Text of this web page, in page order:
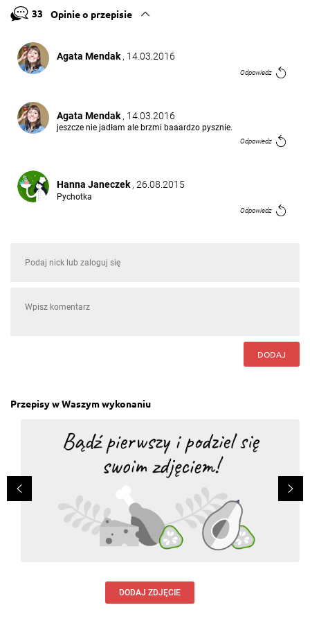
33 Opinie o przepisie
Agata Mendak, 14.03.2016
Odpowiedz
Agata Mendak , 14.03.2016
jeszcze nie jadłam ale brzmi baaardzo pysznie.
Odpowiedz
Hanna Janeczek, 26.08.2015
Pychotka
Odpowiedz
Tak zaczynamy jedzenie patrząc na potrawę
Odpowiedz
Lilianna Ewa Turajska
Odpowiedz
, 26.08.2015
Odpowiedz
DODAJ
Przepisy w Waszym wykonaniu
DODAJ ZDJĘCIE